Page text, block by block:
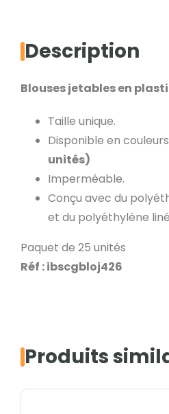
Description
Blouses jetables en
Taille unique.
Disponible en
unités)
Imperméable.
Conçu avec du
et du polyéthylène
Paquet de 25 unités
Réf : ibscgbloj426
Produits